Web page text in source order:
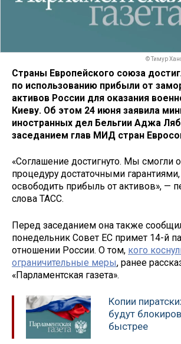
© Тимур
Страны Европейского союза
по использованию прибыли от
активов России для оказания
Киеву. Об этом 24 июня заявила
иностранных дел Бельгии Аджа
заседанием глав МИД стран
«Соглашение достигнуто. Мы смогли
процедуру достаточными
освободить прибыль от активов», —
слова ТАСС.
Перед заседанием она также
понедельник Совет ЕС примет 14-й
отношении России. О том, кого
ограничительные меры, ранее
«Парламентская газета».
Копии
будут
быстрее